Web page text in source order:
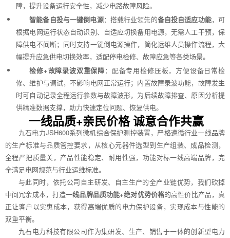
障，提升设备运行安全性，减少电路故障风险。
智能备自投与一键倒电源：搭载行业领先的备自投自适应功能，可
根据电网运行状态自动识别、自适应切换备用电源，无需人工干预，保
障供电不间断；同时支持一键倒电源操作，简化运维人员操作流程，大
幅提升应急供电切换效率，适配停电检修、故障应急等各类场景。
检修+故障录波双重保障：配备专用检修压板，方便设备日常检
修、维护与调试，不影响电网正常运行；内置故障录波功能，故障发生
时可自动记录全程运行参数与故障波形，为后续故障排查、原因分析提
供精准数据支撑，助力快速定位问题、恢复供电。
一线品质+亲民价格 诚意合作共赢
九石电力JSH600系列微机综合保护测控装置，严格遵循行业一线品牌
的生产标准与品质管控要求，从核心元器件选型到生产组装、成品检测，
全程严把质量关，产品性能稳定、耐用性强，功能对标一线高端品牌，完
全满足电网规范与行业运维标准。
与此同时，依托公司自主研发、自主生产的全产业链优势，我们砍掉
中间冗余成本，打造一线品牌品质功能+绝对优势价格的高性价比产品，真
正让客户以实惠成本，获得高端优质的电力保护设备，实现成本与性能的
双重平衡。
九石电力科技有限公司作为集研发、生产、销售于一体的创新型电力